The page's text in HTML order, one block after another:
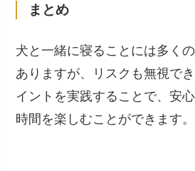
まとめ
犬と一緒に寝ることには多く
ありますが、リスクも無視で
イントを実践することで、安
時間を楽しむことができます。